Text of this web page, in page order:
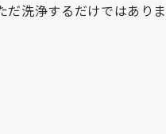
洗浄するだけではありま